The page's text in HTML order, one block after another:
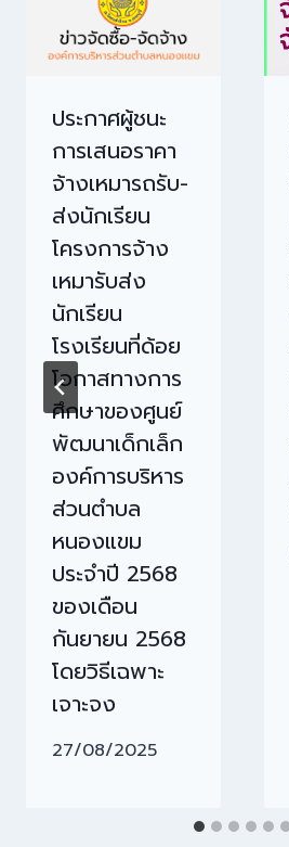
ประกาศผู้ชนะ
การเสนอราคา
จ้างเหมารถรับ-
ส่งนักเรียน
โครงการจ้าง
เหมารับส่ง
นักเรียน
โรงเรียนที่ด้อย
โอกาสทางการ
ศึกษาของศูนย์
พัฒนาเด็กเล็ก
องค์การบริหาร
ส่วนตำบล
หนองแขม
ประจำปี 2568
ของเดือน
กันยายน 2568
โดยวิธีเฉพาะ
เจาะจง
27/08/2025